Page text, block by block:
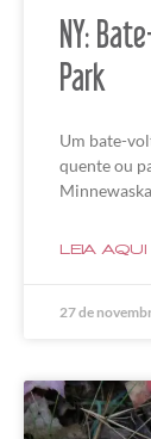
NY:
Park
Um bate-
quente ou
LEIA AQUI
27 de